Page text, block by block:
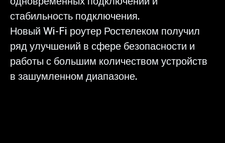
стабильность подключения.
Новый Wi-Fi роутер Ростелеком получил
ряд улучшений в сфере безопасности и
работы с большим количеством устройств
в зашумленном диапазоне.